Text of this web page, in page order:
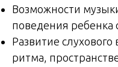
Возможности
поведения ребенка
Развитие
ритма,